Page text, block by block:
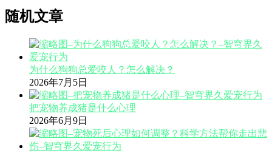
随机文章
为什么狗狗总爱咬人？怎么解决？
2026年7月5日
把宠物养成猪是什么心理
2026年6月9日